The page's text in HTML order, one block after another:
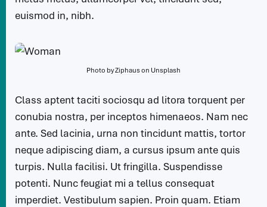
euismod in, nibh.
Photo byZiphauson Unsplash
Class aptent taciti sociosqu ad litora torquent per
conubia nostra, per inceptos himenaeos. Nam nec
ante. Sed lacinia, urna non tincidunt mattis, tortor
neque adipiscing diam, a cursus ipsum ante quis
turpis. Nulla facilisi. Ut fringilla. Suspendisse
potenti. Nunc feugiat mi a tellus consequat
imperdiet. Vestibulum sapien. Proin quam. Etiam